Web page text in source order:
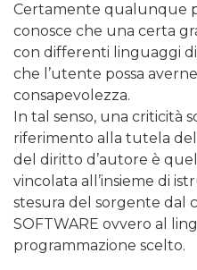
Certamente qualunque
conosce che una certa
con differenti linguaggi
che l’utente possa
consapevolezza.
In tal senso, una criticità
riferimento alla tutela del
del diritto d’autore è
vincolata all’insieme di
stesura del sorgente dal
SOFTWARE ovvero al
programmazione scelto.